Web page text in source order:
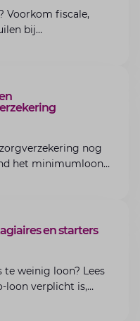
Voorkom fiscale,
bij
nog
het minimumloon
en starters
weinig loon? Lees
loon verplicht is,